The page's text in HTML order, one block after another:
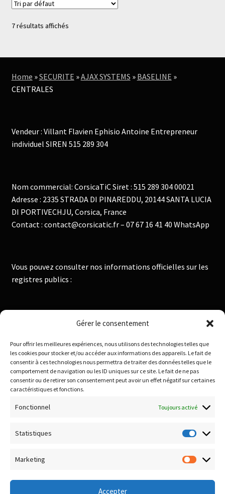
Gérer le consentement
Pour offrir les meilleures expériences, nous utilisons des technologies telles que
les cookies pour stocker et/ou accéder aux informations des appareils. Le fait de
consentir à ces technologies nous permettra de traiter des données telles que le
comportement de navigation ou les ID uniques sur ce site. Le fait de ne pas
consentir ou de retirer son consentement peut avoir un effet négatif sur certaines
caractéristiques et fonctions.
Fonctionnel Toujours activé
Statistiques
Marketing
Accepter
7 résultats affichés
Home »SECURITE »AJAX SYSTEMS » BASELINE »
CENTRALES
Vendeur : Villant Flavien Ephisio Antoine Entrepreneur
individuel SIREN 515 289 304
Nom commercial: CorsicaTiC Siret : 515 289 304 00021
Adresse : 2335 STRADA DI PINAREDDU, 20144 SANTA LUCIA
DI PORTIVECHJU, Corsica, France
Contact : contact@corsicatic.fr – 07 67 16 41 40 WhatsApp
Vous pouvez consulter nos informations officielles sur les
registres publics :
Institut National de la Propriété Industrielle :
Infogreffe : https://www.infogreffe.fr
Politique de confidentialité
Paiement sécurisé